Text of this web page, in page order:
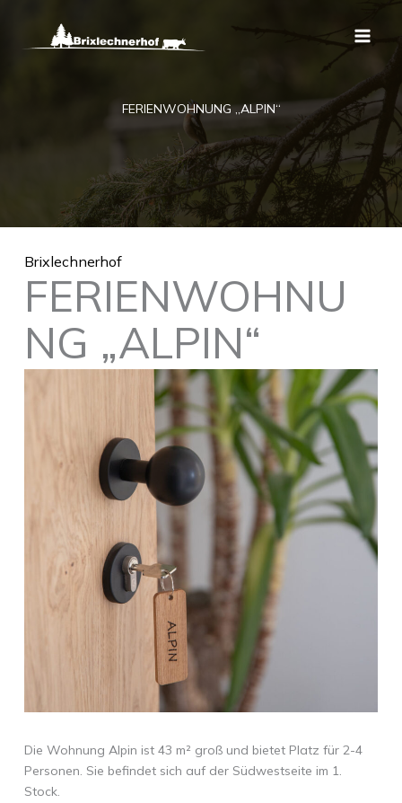
springen
FERIENWOHNUNG „ALPIN“
Brixlechnerhof
FERIENWOHNU
NG „ALPIN“
Die Wohnung Alpin ist 43 m² groß und bietet Platz für 2-4
Personen. Sie befindet sich auf der Südwestseite im 1.
Stock.